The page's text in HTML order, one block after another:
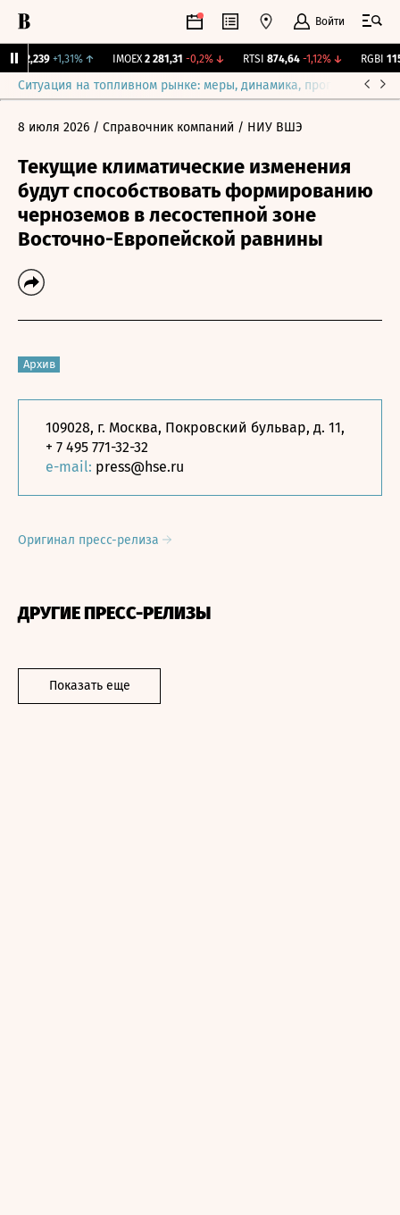
Войти
12,239 +1,31% ↑ IMOEX 2 281,31 -0,2%↓ RTSI 874,64 -1,12%↓ RGBI
Ситуация на топливном рынке: меры, динамика, прогнозы
8 июля 2026 / Справочник компаний / НИУ ВШЭ
Текущие климатические изменения
будут способствовать формированию
черноземов в лесостепной зоне
Восточно-Европейской равнины
Архив
109028, г. Москва, Покровский бульвар, д. 11,
+ 7 495 771-32-32
e-mail: press@hse.ru
Оригинал пресс-релиза
ДРУГИЕ ПРЕСС-РЕЛИЗЫ
Показать еще